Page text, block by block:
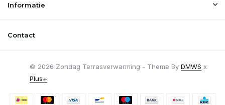
Informatie
Contact
© 2026 Zondag Terrasverwarming - Theme By DMWS x
Plus+